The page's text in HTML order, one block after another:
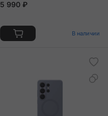
(KS2501S)
5 990 ₽
В наличии